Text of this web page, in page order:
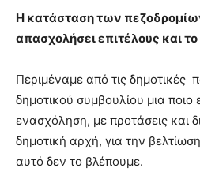
Η κατάσταση των
απασχολήσει επιτέλους και
Περιμέναμε από τις δημοτικές
δημοτικού συμβουλίου μια ποιο
ενασχόληση, με προτάσεις και
δημοτική αρχή, για την
αυτό δεν το βλέπουμε.